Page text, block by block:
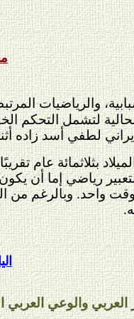
والرياضيات
لتشمل التحكم
لطفي أسد
بثلاثمائة عام
رياضي إما أن
واحد. وبالرغم من